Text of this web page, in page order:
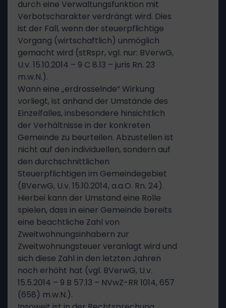
durch eine Verwaltungsfunktion mit
Verbotscharakter verdrängt wird. Dies
ist der Fall, wenn der steuerpflichtige
Vorgang (wirtschaftlich) unmöglich
gemacht wird (stRspr, vgl. nur: BVerwG,
U.v. 15.10.2014 – 9 C 8.13 – juris Rn. 23
m.w.N.).
Wann eine „erdrosselnde“ Wirkung
vorliegt, ist anhand der Umstände des
Einzelfalles, insbesondere hinsichtlich
der Verhältnisse in der konkreten
Gemeinde zu beurteilen. Abzustellen ist
nicht auf den individuellen, sondern auf
den durchschnittlichen
Steuerpflichtigen im Gemeindegebiet
(BVerwG, U.v. 15.10.2014, a.a.O. Rn. 24).
Hierbei kann der Umstand eine Rolle
spielen, dass in einer Gemeinde bereits
eine beachtliche Zahl von
Zweitwohnungsinhabern zur
Zweitwohnungsteuer veranlagt wird und
sich diese Zahl in den letzten Jahren
noch erhöht hat (vgl. BVerwG, U.v.
15.5.2014 – 9 B 57.13 – NVwZ-RR 1014, 657
(658) m.w.N.).